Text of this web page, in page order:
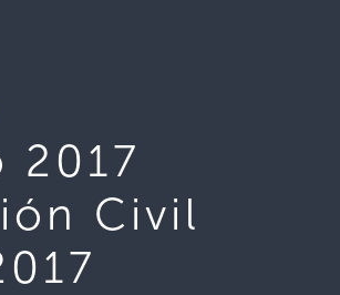
2017
Civil